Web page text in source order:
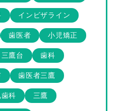
インビザライン
歯医者 小児矯正
三鷹台 歯科
歯医者三鷹
科 三鷹